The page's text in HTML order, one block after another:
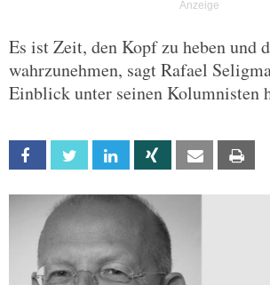
Es ist Zeit, den Kopf zu heben
wahrzunehmen, sagt Rafael
Einblick unter seinen Kolumnisten
Facebook Twitter Linkedin Xing Email